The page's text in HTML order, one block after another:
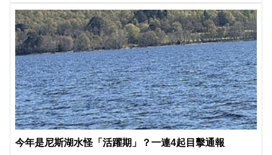
今年是尼斯湖水怪「活躍期」？一連4起目擊通報